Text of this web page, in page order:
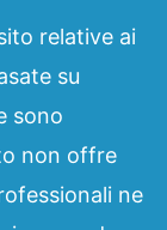
relative ai
su
sono
non offre
ne